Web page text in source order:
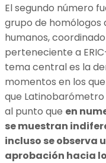
El segundo número
grupo de homólogos
humanos,
perteneciente a
tema central es la
momentos en los
que Latinobarómetro
al punto que en
se muestran
incluso se observa
aprobación hacia